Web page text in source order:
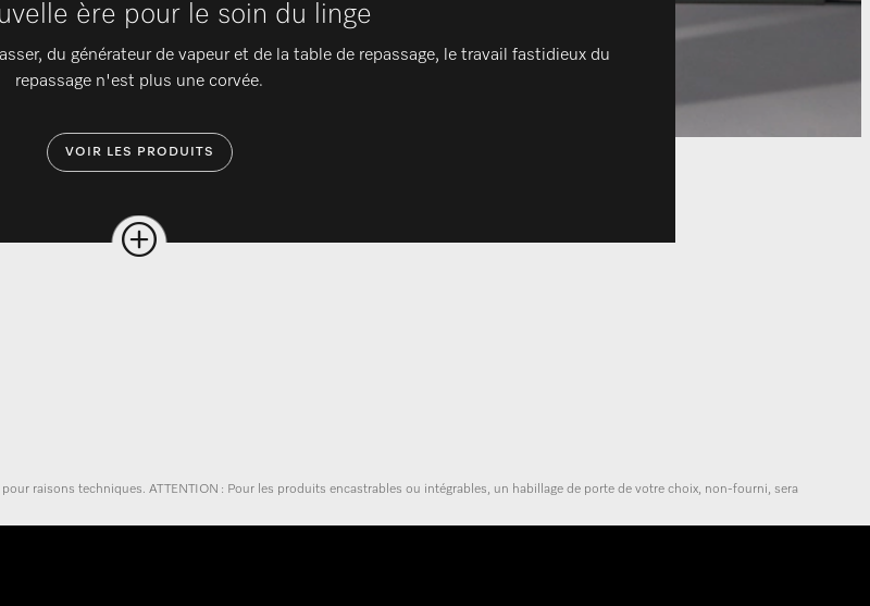
ère pour le soin du linge
du générateur de vapeur et de la table de repassage, le travail fastidieux du
repassage n'est plus une corvée.
VOIR LES PRODUITS
raisons techniques. ATTENTION : Pour les produits encastrables ou intégrables, un habillage de porte de votre choix, non-fourni, sera